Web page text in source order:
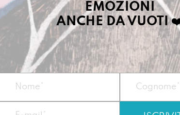
Ideale
bene.
Può
EMOZIONI
ANCHE DA VUOTI